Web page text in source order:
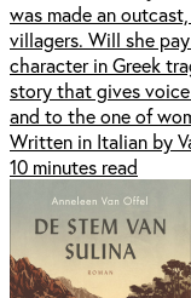
was made an
villagers. Will she
character in Greek
story that gives
and to the one of
Written in Italian by
10 minutes read